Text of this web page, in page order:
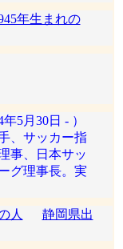
年生まれの
5月30日 - ）
、サッカー指
事、日本サッ
グ理事長。実
人
静岡県出